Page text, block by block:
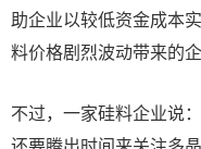
助企业以较低资金成本
料价格剧烈波动带来的
不过，一家硅料企业说